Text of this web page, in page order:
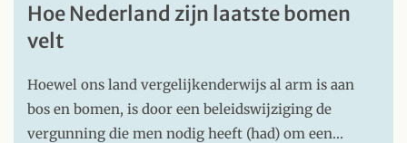
Hoe Nederland zijn laatste bomen
velt
Hoewel ons land vergelijkenderwijs al arm is aan
bos en bomen, is door een beleidswijziging de
vergunning die men nodig heeft (had) om een…